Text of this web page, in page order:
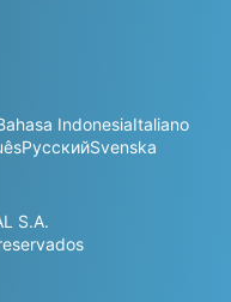
IndonesiaItaliano
РусскийSvenska
S.A.